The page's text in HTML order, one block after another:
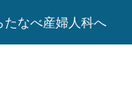
なべ産婦人科へ